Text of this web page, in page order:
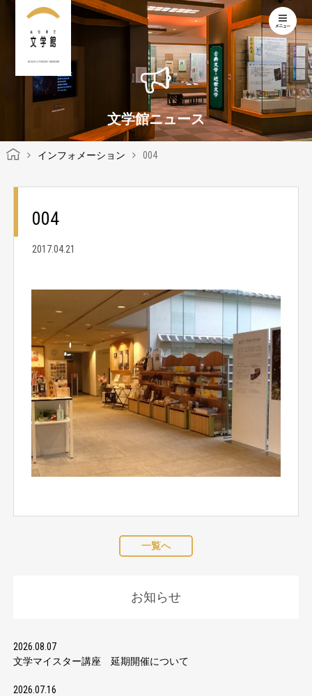
KOCHI LITERARY MUSEUM
文学館ニュース
インフォメーション 004
004
2017.04.21
一覧へ
お知らせ
2026.08.07
文学マイスター講座 延期開催について
2026.07.16